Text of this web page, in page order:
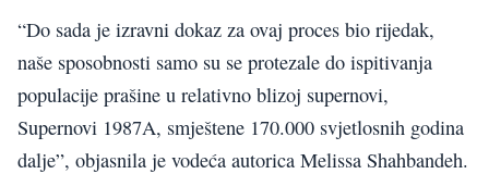
“Do sada je izravni dokaz za ovaj proces bio rijedak,
naše sposobnosti samo su se protezale do ispitivanja
populacije prašine u relativno blizoj supernovi,
Supernovi 1987A, smještene 170.000 svjetlosnih godina
dalje”, objasnila je vodeća autorica Melissa Shahbandeh.